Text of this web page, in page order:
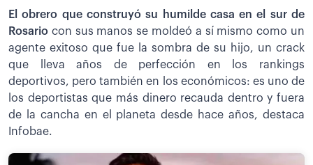
El obrero que construyó su humilde casa en el sur de
Rosario con sus manos se moldeó a sí mismo como un
agente exitoso que fue la sombra de su hijo, un crack
que lleva años de perfección en los rankings
deportivos, pero también en los económicos: es uno de
los deportistas que más dinero recauda dentro y fuera
de la cancha en el planeta desde hace años, destaca
Infobae.